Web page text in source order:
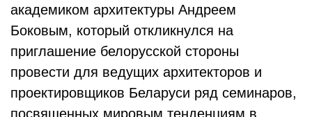
академиком архитектуры Андреем
Боковым, который откликнулся на
приглашение белорусской стороны
провести для ведущих архитекторов и
проектировщиков Беларуси ряд семинаров,
посвященных мировым тенденциям в